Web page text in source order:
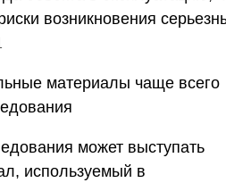
возникновения
материалы чаще всего
может выступать
используемый в